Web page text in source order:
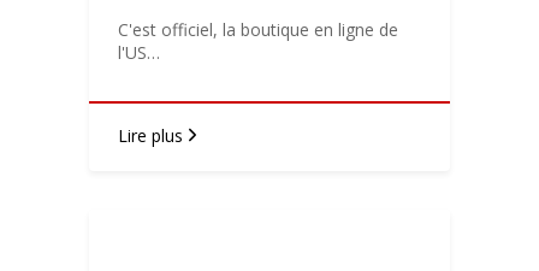
C'est officiel, la boutique en ligne de
l'US…
Lire plus